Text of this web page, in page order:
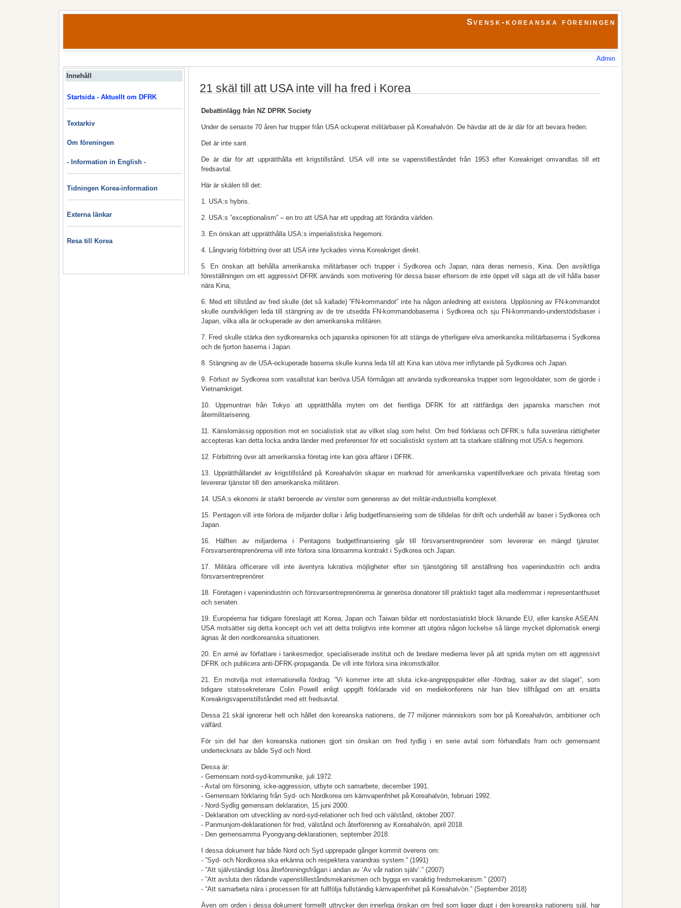
Svensk-koreanska föreningen
Admin
Innehåll
Startsida - Aktuellt om DFRK
Textarkiv
Om föreningen
- Information in English -
Tidningen Korea-information
Externa länkar
Resa till Korea
21 skäl till att USA inte vill ha fred i Korea
Debattinlägg från NZ DPRK Society
Under de senaste 70 åren har trupper från USA ockuperat militärbaser på Koreahalvön. De hävdar att de är där för att bevara freden.
Det är inte sant.
De är där för att upprätthålla ett krigstillstånd. USA vill inte se vapenstilleståndet från 1953 efter Koreakriget omvandlas till ett
fredsavtal.
Här är skälen till det:
1. USA:s hybris.
2. USA:s ”exceptionalism” – en tro att USA har ett uppdrag att förändra världen.
3. En önskan att upprätthålla USA:s imperialistiska hegemoni.
4. Långvarig förbittring över att USA inte lyckades vinna Koreakriget direkt.
5. En önskan att behålla amerikanska militärbaser och trupper i Sydkorea och Japan, nära deras nemesis, Kina. Den avsiktliga
föreställningen om ett aggressivt DFRK används som motivering för dessa baser eftersom de inte öppet vill säga att de vill hålla baser
nära Kina,
6. Med ett tillstånd av fred skulle (det så kallade) ”FN-kommandot” inte ha någon anledning att existera. Upplösning av FN-kommandot
skulle oundvikligen leda till stängning av de tre utsedda FN-kommandobaserna i Sydkorea och sju FN-kommando-understödsbaser i
Japan, vilka alla är ockuperade av den amerikanska militären.
7. Fred skulle stärka den sydkoreanska och japanska opinionen för att stänga de ytterligare elva amerikanska militärbaserna i Sydkorea
och de fjorton baserna i Japan.
8. Stängning av de USA-ockuperade baserna skulle kunna leda till att Kina kan utöva mer inflytande på Sydkorea och Japan.
9. Förlust av Sydkorea som vasallstat kan beröva USA förmågan att använda sydkoreanska trupper som legosoldater, som de gjorde i
Vietnamkriget.
10. Uppmuntran från Tokyo att upprätthålla myten om det fientliga DFRK för att rättfärdiga den japanska marschen mot
återmilitarisering.
11. Känslomässig opposition mot en socialistisk stat av vilket slag som helst. Om fred förklaras och DFRK:s fulla suveräna rättigheter
accepteras kan detta locka andra länder med preferenser för ett socialistiskt system att ta starkare ställning mot USA:s hegemoni.
12. Förbittring över att amerikanska företag inte kan göra affärer i DFRK.
13. Upprätthållandet av krigstillstånd på Koreahalvön skapar en marknad för amerikanska vapentillverkare och privata företag som
levererar tjänster till den amerikanska militären.
14. USA:s ekonomi är starkt beroende av vinster som genereras av det militär-industriella komplexet.
15. Pentagon vill inte förlora de miljarder dollar i årlig budgetfinansiering som de tilldelas för drift och underhåll av baser i Sydkorea och
Japan.
16. Hälften av miljarderna i Pentagons budgetfinansiering går till försvarsentreprenörer som levererar en mängd tjänster.
Försvarsentreprenörerna vill inte förlora sina lönsamma kontrakt i Sydkorea och Japan.
17. Militära officerare vill inte äventyra lukrativa möjligheter efter sin tjänstgöring till anställning hos vapenindustrin och andra
försvarsentreprenörer.
18. Företagen i vapenindustrin och försvarsentreprenörerna är generösa donatorer till praktiskt taget alla medlemmar i representanthuset
och senaten.
19. Européerna har tidigare föreslagit att Korea, Japan och Taiwan bildar ett nordostasiatiskt block liknande EU, eller kanske ASEAN.
USA motsätter sig detta koncept och vet att detta troligtvis inte kommer att utgöra någon lockelse så länge mycket diplomatisk energi
ägnas åt den nordkoreanska situationen.
20. En armé av författare i tankesmedjor, specialiserade institut och de bredare medierna lever på att sprida myten om ett aggressivt
DFRK och publicera anti-DFRK-propaganda. De vill inte förlora sina inkomstkällor.
21. En motvilja mot internationella fördrag. ”Vi kommer inte att sluta icke-angreppspakter eller -fördrag, saker av det slaget”, som
tidigare statssekreterare Colin Powell enligt uppgift förklarade vid en mediekonferens när han blev tillfrågad om att ersätta
Koreakrigsvapenstillståndet med ett fredsavtal.
Dessa 21 skäl ignorerar helt och hållet den koreanska nationens, de 77 miljoner människors som bor på Koreahalvön, ambitioner och
välfärd.
För sin del har den koreanska nationen gjort sin önskan om fred tydlig i en serie avtal som förhandlats fram och gemensamt
undertecknats av både Syd och Nord.
Dessa är:
- Gemensam nord-syd-kommunike, juli 1972.
- Avtal om försoning, icke-aggression, utbyte och samarbete, december 1991.
- Gemensam förklaring från Syd- och Nordkorea om kärnvapenfrihet på Koreahalvön, februari 1992.
- Nord-Sydlig gemensam deklaration, 15 juni 2000.
- Deklaration om utveckling av nord-syd-relationer och fred och välstånd, oktober 2007.
- Panmunjom-deklarationen för fred, välstånd och återförening av Koreahalvön, april 2018.
- Den gemensamma Pyongyang-deklarationen, september 2018.
I dessa dokument har både Nord och Syd upprepade gånger kommit överens om:
- ”Syd- och Nordkorea ska erkänna och respektera varandras system.” (1991)
- ”Att självständigt lösa återföreningsfrågan i andan av ’Av vår nation själv’.” (2007)
- ”Att avsluta den rådande vapenstilleståndsmekanismen och bygga en varaktig fredsmekanism.” (2007)
- “Att samarbeta nära i processen för att fullfölja fullständig kärnvapenfrihet på Koreahalvön.” (September 2018)
Även om orden i dessa dokument formellt uttrycker den innerliga önskan om fred som ligger djupt i den koreanska nationens själ, har